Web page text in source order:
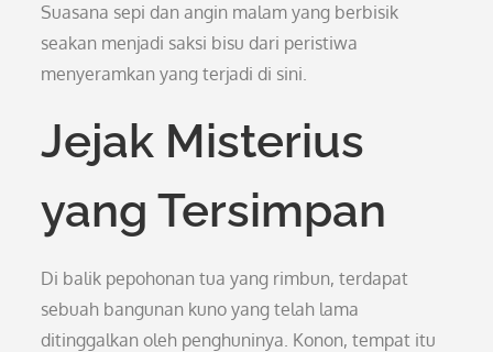
Suasana sepi dan angin malam yang berbisik
seakan menjadi saksi bisu dari peristiwa
menyeramkan yang terjadi di sini.
Jejak Misterius
yang Tersimpan
Di balik pepohonan tua yang rimbun, terdapat
sebuah bangunan kuno yang telah lama
ditinggalkan oleh penghuninya. Konon, tempat itu